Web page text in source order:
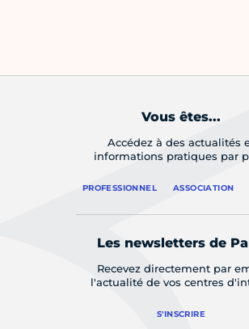
Vous êtes...
Accédez à des actualités
informations pratiques par
PROFESSIONNEL ASSOCIATION
Les newsletters de
Recevez directement par
l'actualité de vos centres
S'INSCRIRE